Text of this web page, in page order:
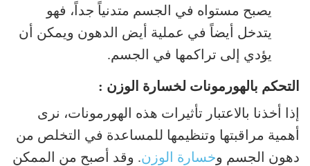
يصبح مستواه في الجسم متدنياً جداً، فهو
يتدخل أيضاً في عملية أيض الدهون ويمكن أن
يؤدي إلى تراكمها في الجسم.
التحكم بالهورمونات لخسارة الوزن :
إذا أخذنا بالاعتبار تأثيرات هذه الهورمونات، نرى
أهمية مراقبتها وتنظيمها للمساعدة في التخلص من
دهون الجسم وخسارة الوزن. وقد أصبح من الممكن